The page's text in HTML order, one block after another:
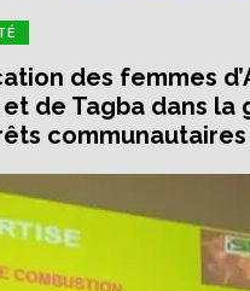
des femmes
et de Tagba dans la